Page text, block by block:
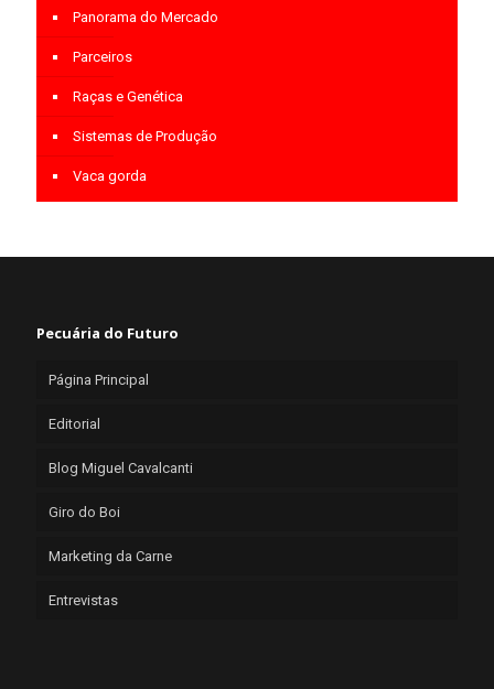
Panorama do Mercado
Parceiros
Raças e Genética
Sistemas de Produção
Vaca gorda
Pecuária do Futuro
Página Principal
Editorial
Blog Miguel Cavalcanti
Giro do Boi
Marketing da Carne
Entrevistas